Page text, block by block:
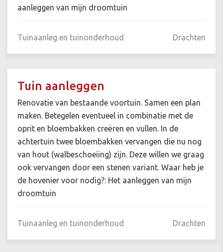
aanleggen van mijn droomtuin
Tuinaanleg en tuinonderhoud Drachten
Tuin aanleggen
Renovatie van bestaande voortuin. Samen een plan
maken. Betegelen eventueel in combinatie met de
oprit en bloembakken creëren en vullen. In de
achtertuin twee bloembakken vervangen die nu nog
van hout (walbeschoeiing) zijn. Deze willen we graag
ook vervangen door een stenen variant. Waar heb je
de hovenier voor nodig?: Het aanleggen van mijn
droomtuin
Tuinaanleg en tuinonderhoud Drachten